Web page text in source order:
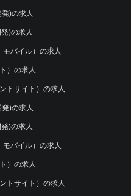
)の求人
)の求人
バイル）の求人
）の求人
トサイト）の求人
)の求人
)の求人
バイル）の求人
）の求人
トサイト）の求人